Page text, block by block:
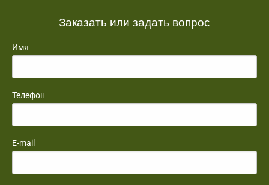
Заказать или задать вопрос
Имя
Телефон
E-mail